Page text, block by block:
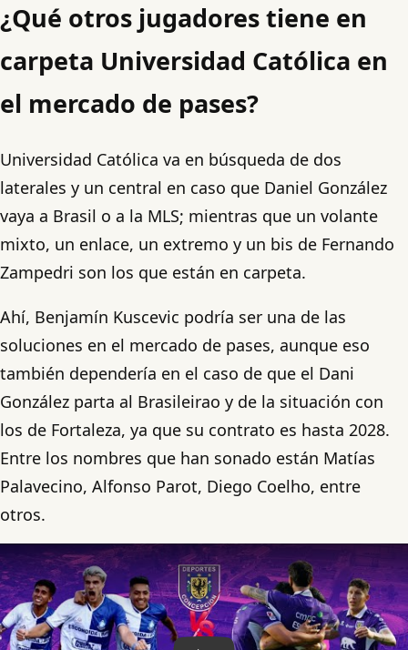
¿Qué otros jugadores tiene en
carpeta Universidad Católica en
el mercado de pases?
Universidad Católica va en búsqueda de dos
laterales y un central en caso que Daniel González
vaya a Brasil o a la MLS; mientras que un volante
mixto, un enlace, un extremo y un bis de Fernando
Zampedri son los que están en carpeta.
Ahí, Benjamín Kuscevic podría ser una de las
soluciones en el mercado de pases, aunque eso
también dependería en el caso de que el Dani
González parta al Brasileirao y de la situación con
los de Fortaleza, ya que su contrato es hasta 2028.
Entre los nombres que han sonado están Matías
Palavecino, Alfonso Parot, Diego Coelho, entre
otros.
Play